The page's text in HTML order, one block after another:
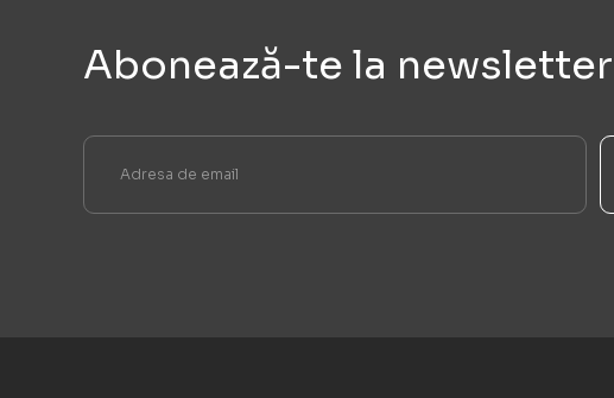
Abonează-te la newsletter